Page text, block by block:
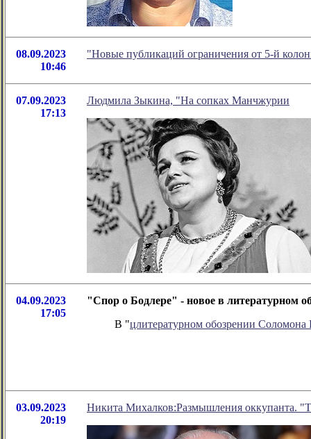
08.09.2023
10:46
"Новые публикаций ограничения от 5-й
07.09.2023
17:13
Людмила Зыкина, "На сопках Манчжурии
04.09.2023
17:05
"Спор о Бодлере" - новое в литературном
В "цлитературном обозрении
03.09.2023
20:19
Никита Михалков:Размышления оккупанта.